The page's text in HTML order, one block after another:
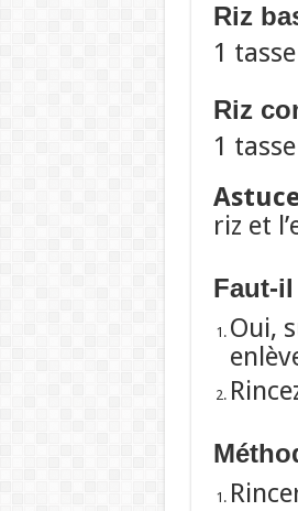
Riz
1
Riz
1
riz et
Faut-
Oui,